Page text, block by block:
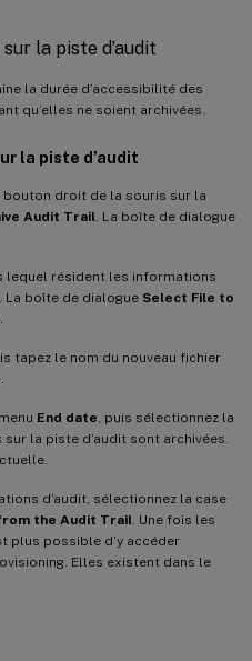
la piste d’audit
la durée d’accessibilité des
qu’elles ne soient archivées.
la piste d’audit
bouton droit de la souris sur la
Audit Trail . La boîte de dialogue
lequel résident les informations
La boîte de dialogue Select File to
tapez le nom du nouveau fichier
End date , puis sélectionnez la
la piste d’audit sont archivées.
d’audit, sélectionnez la case
the Audit Trail . Une fois les
plus possible d’y accéder
Elles existent dans le